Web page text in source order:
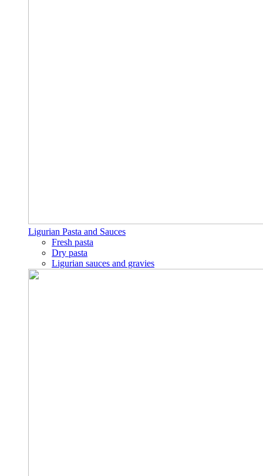
Ligurian Pasta and Sauces
Fresh pasta
Dry pasta
Ligurian sauces and gravies